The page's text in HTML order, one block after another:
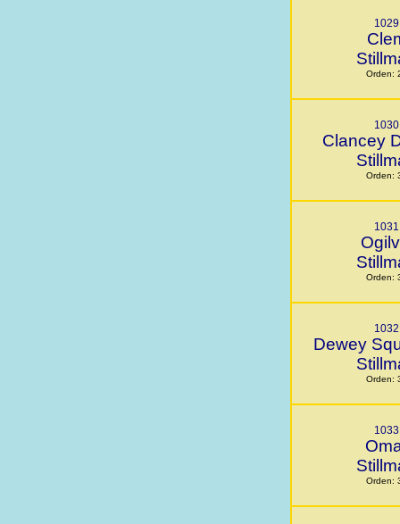
1029
Orden:
1030
Clancey
Orden:
1031
Orden:
1032
Dewey
Orden:
1033
Orden: